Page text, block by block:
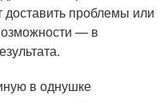
проблемы или
— в
в однушке